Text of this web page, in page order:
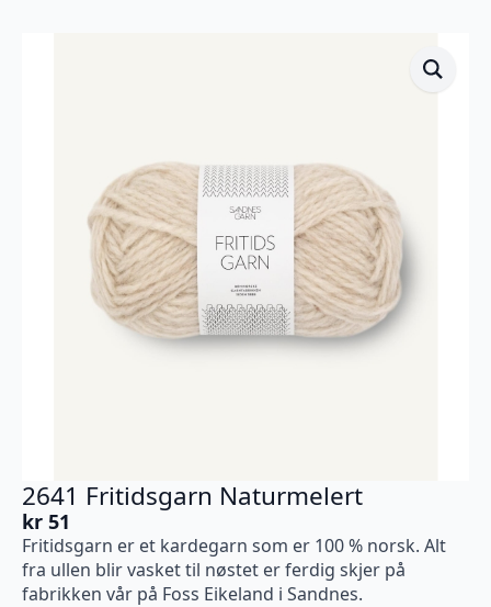
2641 Fritidsgarn Naturmelert
kr 51
Fritidsgarn er et kardegarn som er 100 % norsk. Alt
fra ullen blir vasket til nøstet er ferdig skjer på
fabrikken vår på Foss Eikeland i Sandnes.